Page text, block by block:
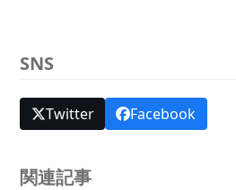
SNS
Twitter Facebook
関連記事